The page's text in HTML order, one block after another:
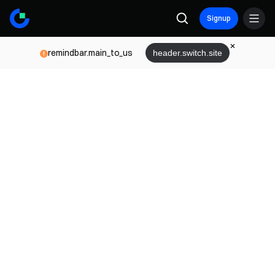
Signup
remindbar.main_to_us header.switch.site